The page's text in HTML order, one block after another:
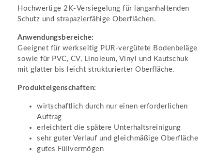
Hochwertige 2K-Versiegelung für langanhaltenden
Schutz und strapazierfähige Oberflächen.
Anwendungsbereiche:
Geeignet für werkseitig PUR-vergütete Bodenbeläge
sowie für PVC, CV, Linoleum, Vinyl und Kautschuk
mit glatter bis leicht strukturierter Oberfläche.
Produkteigenschaften:
wirtschaftlich durch nur einen erforderlichen
Auftrag
erleichtert die spätere Unterhaltsreinigung
sehr guter Verlauf und gleichmäßige Oberfläche
gutes Füllvermögen